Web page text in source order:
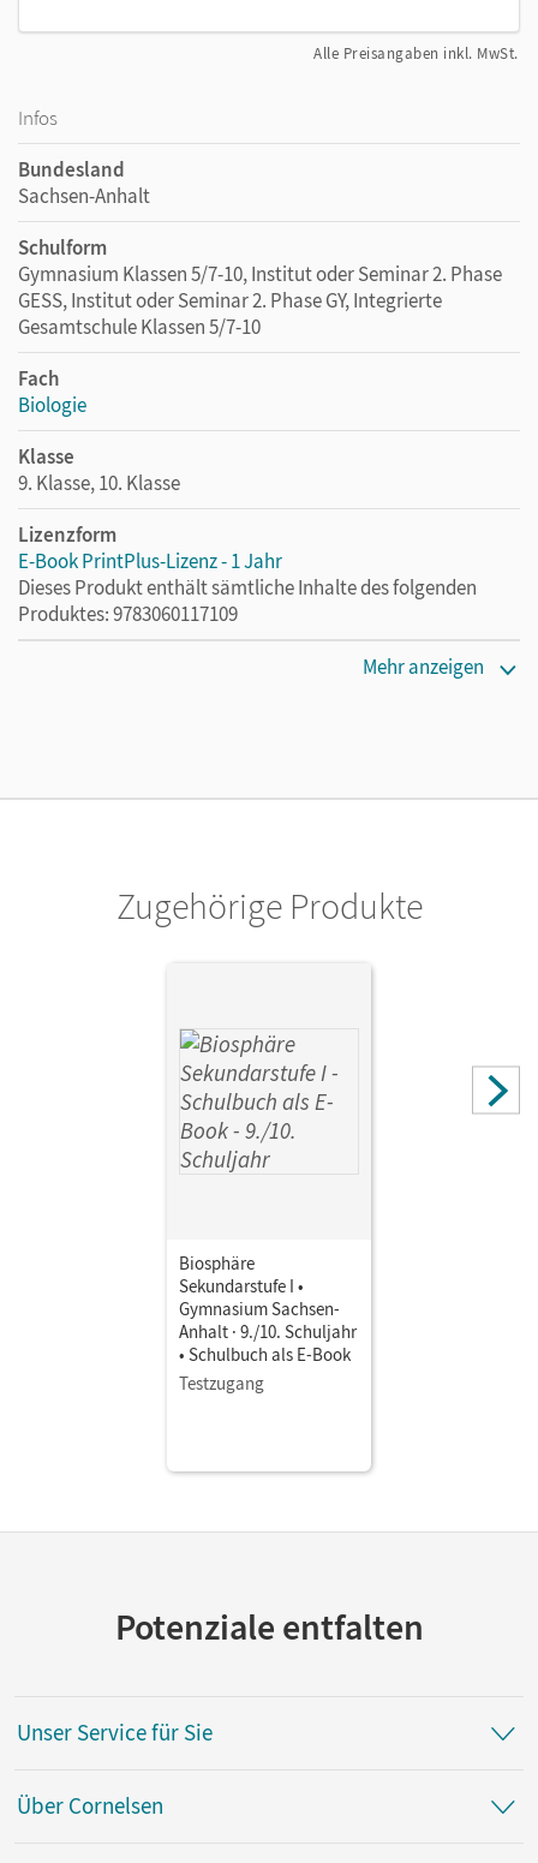
Alle Preisangaben inkl. MwSt.
Infos
Bundesland
Sachsen-Anhalt
Schulform
Gymnasium Klassen 5/7-10, Institut oder Seminar 2. Phase
GESS, Institut oder Seminar 2. Phase GY, Integrierte
Gesamtschule Klassen 5/7-10
Fach
Biologie
Klasse
9. Klasse, 10. Klasse
Lizenzform
E-Book PrintPlus-Lizenz - 1 Jahr
Dieses Produkt enthält sämtliche Inhalte des folgenden
Produktes: 9783060117109
ein Jahr lang ergänzend zum Print-Titel nutzen möchten.
Cornelsen Verlag
Mehr anzeigen
Zugehörige Produkte
Biosphäre
Sekundarstufe I •
Gymnasium Sachsen-
Anhalt · 9./10. Schuljahr
• Schulbuch als E-Book
Testzugang
Potenziale entfalten
Unser Service für Sie
Über Cornelsen